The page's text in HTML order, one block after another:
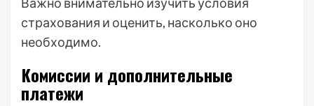
страхования и оценить, насколько оно
необходимо.
Комиссии и дополнительные
платежи